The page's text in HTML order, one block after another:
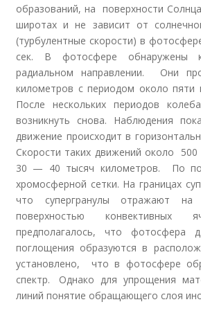
образований, на поверхности
широтах и не зависит от
(турбулентные скорости) в
сек. В фотосфере обнаружены
радиальном направлении. Они
километров с периодом около пяти
После нескольких периодов
возникнуть снова. Наблюдения
движение происходит в
Скорости таких движений около
30 — 40 тысяч километров. По
хромосферной сетки. На границах
что супергранулы отражают на
поверхностью конвективных
предполагалось, что фотосфера
поглощения образуются в
установлено, что в фотосфере
спектр. Однако для упрощения
линий понятие обращающего слоя